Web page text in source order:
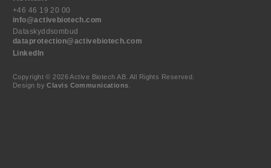
+46 46 19 20 00
info@activebiotech.com
Dataskyddsombud
dataprotection@activebiotech.com
LinkedIn
Copyright © 2026 Active Biotech AB. All Rights Reserved.
Design byClavis Communications